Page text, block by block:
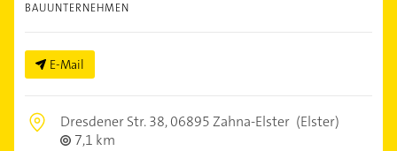
BAUUNTERNEHMEN
E-Mail
Dresdener Str. 38,06895 Zahna-Elster (Elster)
7,1 km